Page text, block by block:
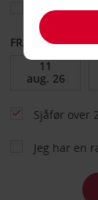
Velg et
FRA DATO
Sjåfør over
Jeg har en